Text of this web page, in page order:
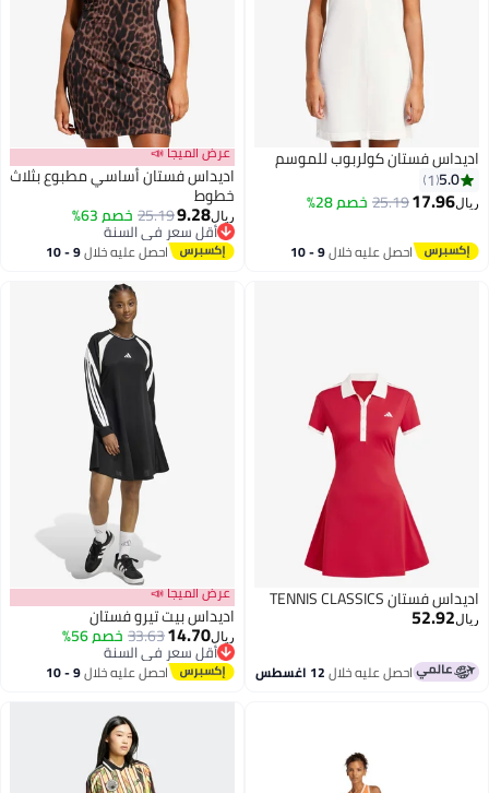
اديداس فستان كولربوب للموسم
5.0
1
ريال17.96
25.19خصم 28%
احصل عليه خلال 9 - 10
عرض الميجا 📣
اديداس فستان أساسي مطبوع بثلاث
خطوط
ريال9.28
25.19خصم 63%
أقل سعر في السنة
أقل سعر في السنة
احصل عليه خلال 9 - 10
اديداس فستان TENNIS CLASSICS
ريال52.92
احصل عليه خلال12 اغسطس 9
عرض الميجا 📣
اديداس بيت تيرو فستان
ريال14.70
33.63خصم 56%
أقل سعر في السنة
أقل سعر في السنة
احصل عليه خلال 9 - 10
اغسطس